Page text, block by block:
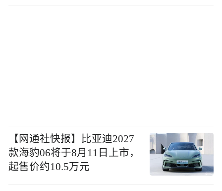
【网通社快报】比亚迪2027
款海豹06将于8月11日上市，
起售价约10.5万元